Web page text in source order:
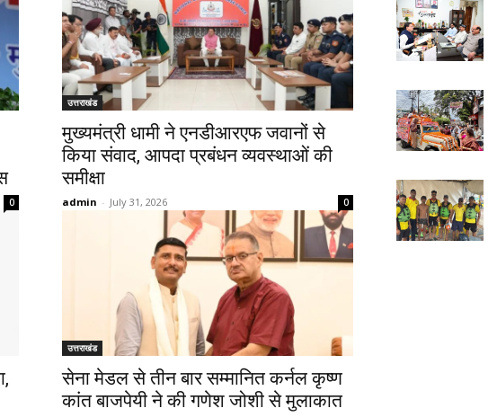
0
उत्तराखंड
मुख्यमंत्री धामी ने एनडीआरएफ जवानों से
किया संवाद, आपदा प्रबंधन व्यवस्थाओं की
समीक्षा
admin - July 31, 2026 0
उत्तराखंड
सेना मेडल से तीन बार सम्मानित कर्नल कृष्ण
कांत बाजपेयी ने की गणेश जोशी से मुलाकात